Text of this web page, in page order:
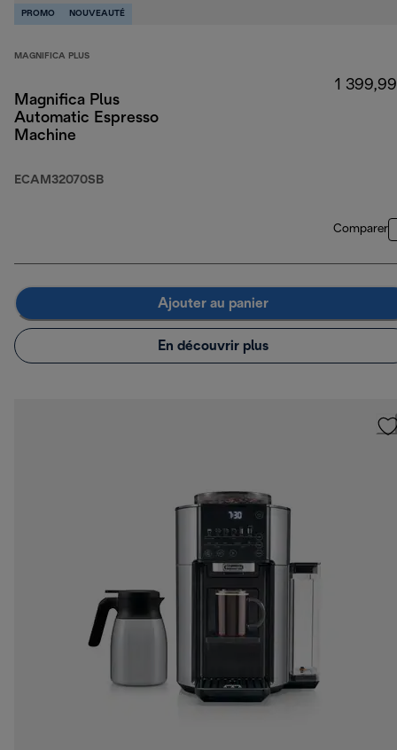
PROMO NOUVEAUTÉ
MAGNIFICA PLUS
Magnifica Plus
Automatic Espresso
Machine
ECAM32070SB
1
Comparer
Ajouter au panier
En découvrir plus